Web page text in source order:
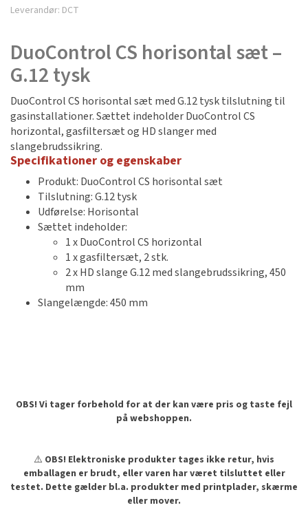
Leverandør: DCT
DuoControl CS horisontal sæt –
G.12 tysk
DuoControl CS horisontal sæt med G.12 tysk tilslutning til
gasinstallationer. Sættet indeholder DuoControl CS
horizontal, gasfiltersæt og HD slanger med
slangebrudssikring.
Specifikationer og egenskaber
Produkt: DuoControl CS horisontal sæt
Tilslutning: G.12 tysk
Udførelse: Horisontal
Sættet indeholder:
1 x DuoControl CS horizontal
1 x gasfiltersæt, 2 stk.
2 x HD slange G.12 med slangebrudssikring, 450
mm
Slangelængde: 450 mm
OBS! Vi tager forbehold for at der kan være pris og taste fejl
på webshoppen.
⚠️ OBS! Elektroniske produkter tages ikke retur, hvis
emballagen er brudt, eller varen har været tilsluttet eller
testet. Dette gælder bl.a. produkter med printplader, skærme
eller mover.